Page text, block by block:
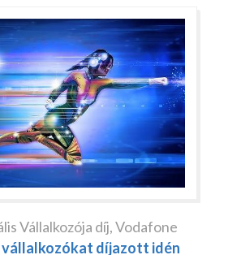
Vállalkozója díj,Vodafone
vállalkozókat díjazott idén